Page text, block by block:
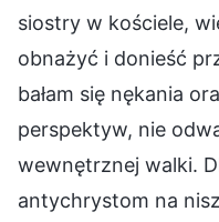
siostry w kościele,
obnażyć i donieść
bałam się nękania
perspektyw, nie
wewnętrznej walki.
antychrystom na